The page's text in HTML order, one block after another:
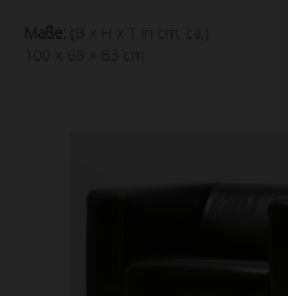
Maße:
(B x H x T in cm, ca.)